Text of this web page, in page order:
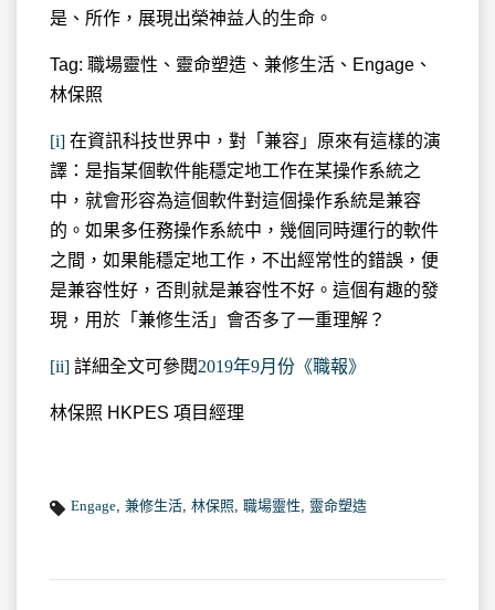
是、所作，展現出榮神益人的生命。
Tag: 職場靈性、靈命塑造、兼修生活、Engage、
林保照
[i] 在資訊科技世界中，對「兼容」原來有這樣的演
譯：是指某個軟件能穩定地工作在某操作系統之
中，就會形容為這個軟件對這個操作系統是兼容
的。如果多任務操作系統中，幾個同時運行的軟件
之間，如果能穩定地工作，不出經常性的錯誤，便
是兼容性好，否則就是兼容性不好。這個有趣的發
現，用於「兼修生活」會否多了一重理解？
[ii] 詳細全文可參閱2019年9月份《職報》
林保照 HKPES 項目經理
Engage, 兼修生活, 林保照, 職場靈性, 靈命塑造